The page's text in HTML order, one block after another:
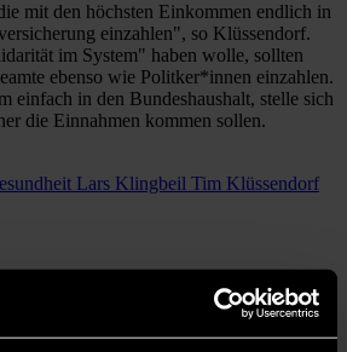
mit den höchsten Einkommen endlich in
einzahlen", so Klüssendorf.
im System" haben wolle, sollten
ebenso wie Politker*innen einzahlen.
einfach in den Bundeshaushalt, stelle sich
die Einnahmen kommen sollen.
Lars Klingbeil Tim Klüssendorf
Philosophie in Berlin studiert und ist